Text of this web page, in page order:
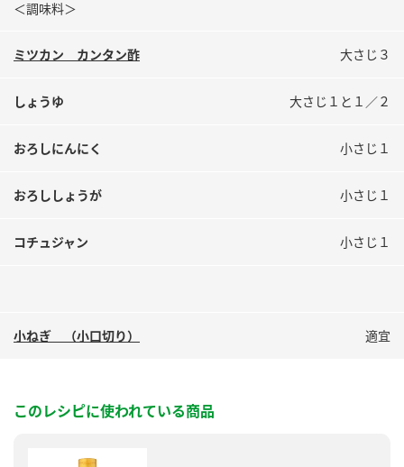
＜調味料＞
ミツカン カンタン酢 大さじ３
しょうゆ 大さじ１と１／２
おろしにんにく 小さじ１
おろししょうが 小さじ１
コチュジャン 小さじ１
小ねぎ （小口切り） 適宜
このレシピに使われている商品